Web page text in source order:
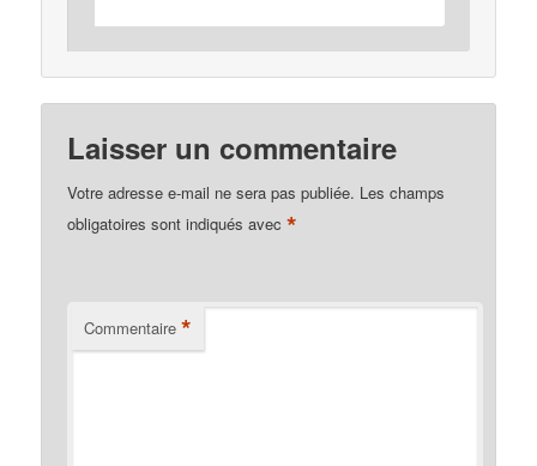
Laisser un commentaire
Votre adresse e-mail ne sera pas publiée. Les champs
obligatoires sont indiqués avec*
Commentaire *